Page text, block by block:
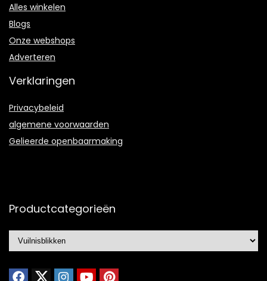
Alles winkelen
Blogs
Onze webshops
Adverteren
Verklaringen
Privacybeleid
algemene voorwaarden
Gelieerde openbaarmaking
Productcategorieën